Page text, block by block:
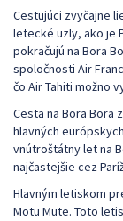
Cestujúci zvyčajne
letecké uzly, ako je
pokračujú na Bora
spoločnosti Air
čo Air Tahiti možno
Cesta na Bora Bora
hlavných
vnútroštátny let na
najčastejšie cez
Hlavným letiskom
Motu Mute. Toto